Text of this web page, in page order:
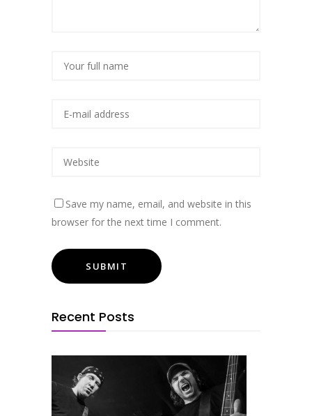
Save my name, email, and website in this
browser for the next time I comment.
Recent Posts